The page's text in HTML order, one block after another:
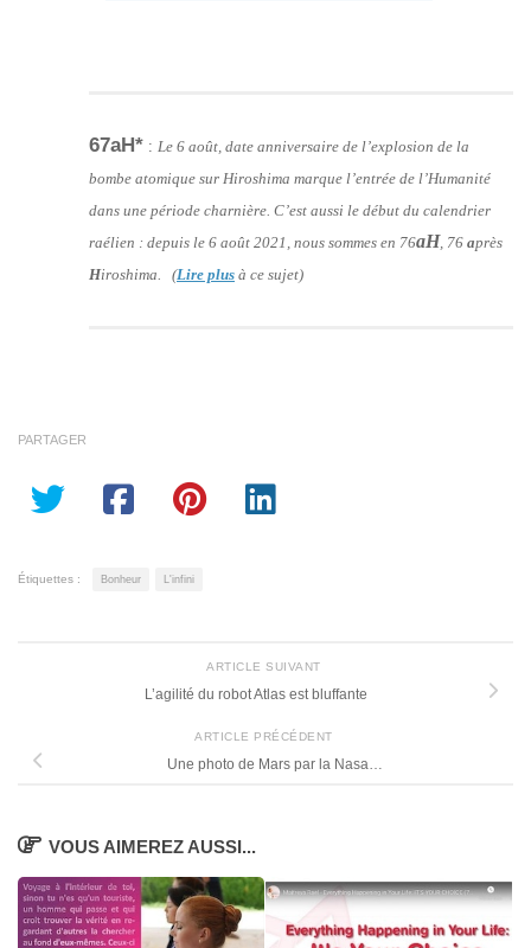
67aH* : Le 6 août, date anniversaire de l’explosion de la
bombe atomique sur Hiroshima marque l’entrée de l’Humanité
dans une période charnière. C’est aussi le début du calendrier
raélien : depuis le 6 août 2021, nous sommes en 76aH, 76 après
Hiroshima. (Lire plus à ce sujet)
PARTAGER
Étiquettes : Bonheur L'infini
ARTICLE SUIVANT
L’agilité du robot Atlas est bluffante
ARTICLE PRÉCÉDENT
Une photo de Mars par la Nasa…
VOUS AIMEREZ AUSSI...